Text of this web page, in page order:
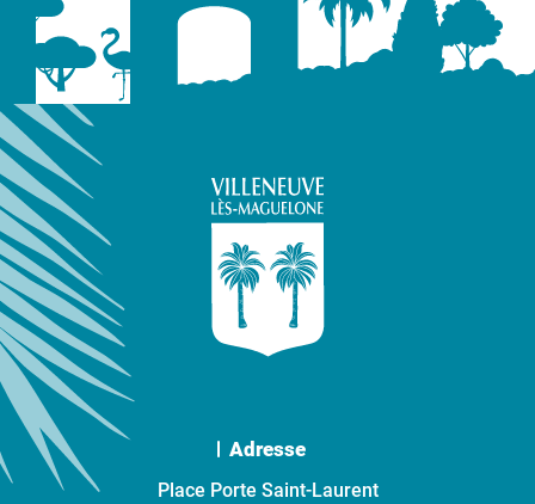
Adresse
Place Porte Saint-Laurent